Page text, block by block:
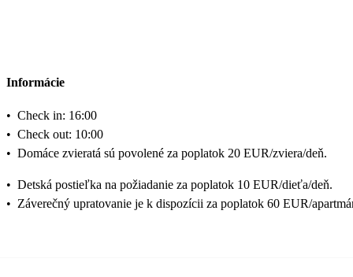
Informácie
• Check in: 16:00
• Check out: 10:00
• Domáce zvieratá sú povolené za poplatok 20 EUR/zviera/deň.
• Detská postieľka na požiadanie za poplatok 10 EUR/dieťa/deň.
• Záverečný upratovanie je k dispozícii za poplatok 60 EUR/